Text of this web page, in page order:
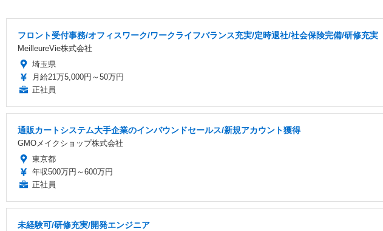
フロント受付事務/オフィスワーク/ワークライフバランス充実/定時退社/社会保険完備/研修充実
MeilleureVie株式会社
埼玉県
月給21万5,000円～50万円
正社員
通販カートシステム大手企業のインバウンドセールス/新規アカウント獲得
GMOメイクショップ株式会社
東京都
年収500万円～600万円
正社員
未経験可/研修充実/開発エンジニア